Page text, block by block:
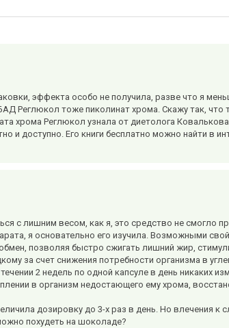
эффекта особо не получила, разве что я
Реглюкол тоже пиколинат хрома. Скажу так, что
хрома Реглюкол узнала от диетолога
и доступно. Его книги бесплатно можно найти в
с лишним весом, как я, это средство не смогло
я основательно его изучила. Возможными
позволяя быстро сжигать лишний жир,
за счет снижения потребности организма в
2 недель по одной капсуле в день никаких
в организм недостающего ему хрома,
дозировку до 3-х раз в день. Но влечения к
похудеть на шоколаде?